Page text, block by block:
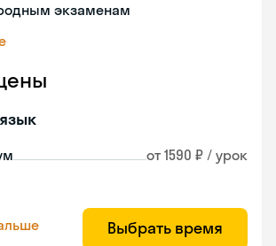
экзаменам
от 1590 ₽ / урок
Выбрать время